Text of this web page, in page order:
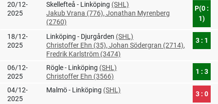
20/12-
2025
Skellefteå - Linköping (SHL)
Jakub Vrana (776), Jonathan Myrenberg
(2760)
P(0 :
1)
18/12-
2025
Linköping - Djurgården (SHL)
Christoffer Ehn (35), Johan Södergran (2714),
Fredrik Karlström (3474)
3 : 1
06/12-
2025
Rögle - Linköping (SHL)
Christoffer Ehn (3566)
1 : 3
04/12-
2025
Malmö - Linköping (SHL) 3 : 0